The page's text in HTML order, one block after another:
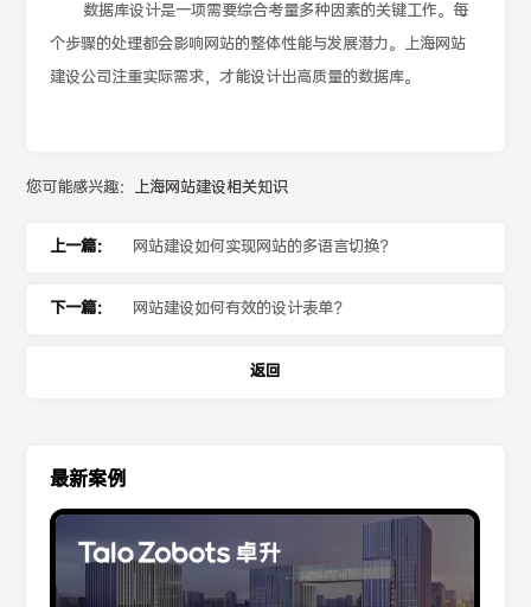
数据库设计是一项需要综合考量多种因素的关键工作。每
个步骤的处理都会影响网站的整体性能与发展潜力。上海网站
建设公司注重实际需求，才能设计出高质量的数据库。
您可能感兴趣： 上海网站建设相关知识
上一篇： 网站建设如何实现网站的多语言切换？
下一篇： 网站建设如何有效的设计表单？
返回
最新案例